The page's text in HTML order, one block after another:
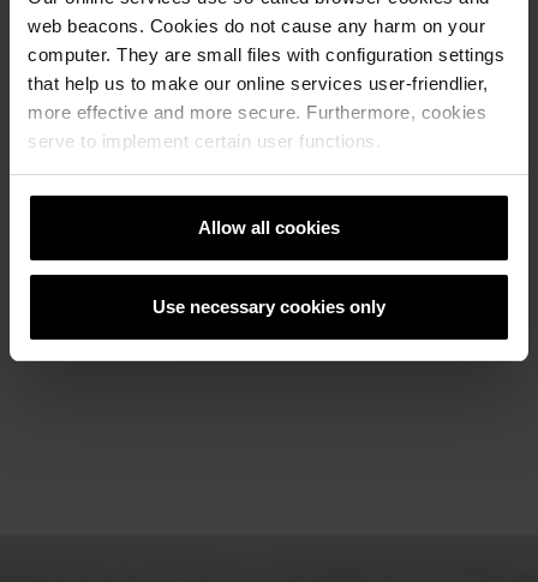
web beacons. Cookies do not cause any harm on your
computer. They are small files with configuration settings
that help us to make our online services user-friendlier,
more effective and more secure. Furthermore, cookies
serve to implement certain user functions.
Allow all cookies
Use necessary cookies only
Referetni objekti
POGLEDAJTE REFERENTNE OBJEKTE